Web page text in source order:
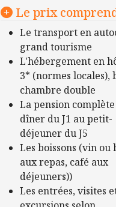
Le prix
Le transport en
grand tourisme
L'hébergement en
3* (normes locales),
chambre double
La pension
dîner du J1 au petit-
déjeuner du J5
Les boissons (vin ou
aux repas, café aux
déjeuners))
Les entrées, visites